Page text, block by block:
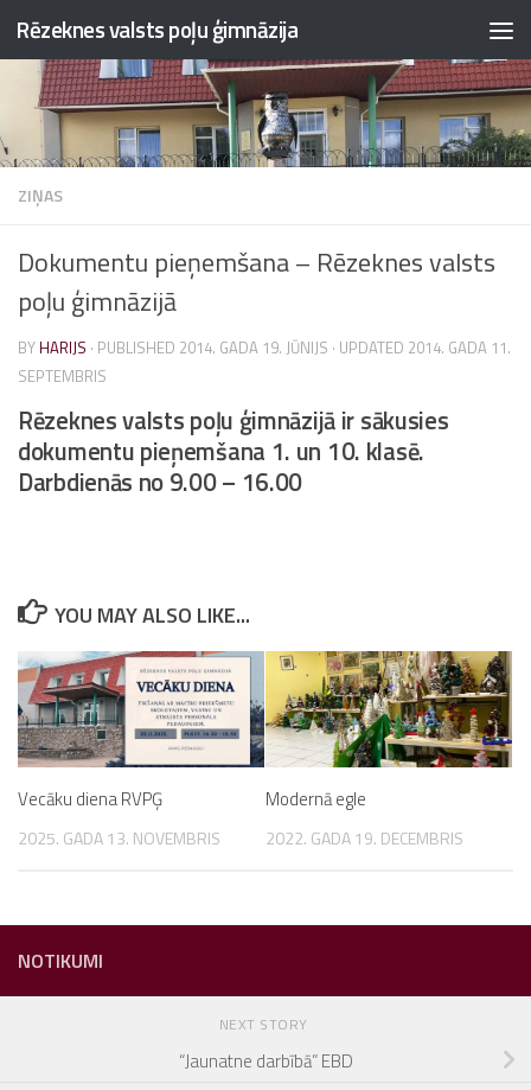
Skip to content
Rēzeknes valsts poļu ģimnāzija
ZIŅAS
Dokumentu pieņemšana – Rēzeknes valsts
poļu ģimnāzijā
BY HARIJS · PUBLISHED 2014. GADA 19. JŪNIJS · UPDATED 2014. GADA 11.
SEPTEMBRIS
Rēzeknes valsts poļu ģimnāzijā ir sākusies
dokumentu pieņemšana 1. un 10. klasē.
Darbdienās no 9.00 – 16.00
YOU MAY ALSO LIKE...
Vecāku diena RVPĢ
2025. GADA 13. NOVEMBRIS
Modernā egle
2022. GADA 19. DECEMBRIS
NOTIKUMI
NEXT STORY
“Jaunatne darbībā” EBD